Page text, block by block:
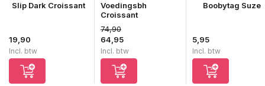
Uitverkocht
Slip Dark Croissant
19,90
Incl. btw
Voedingsbh
Croissant
74,90
64,95
Incl. btw
Boobytag Suze
5,95
Incl. btw